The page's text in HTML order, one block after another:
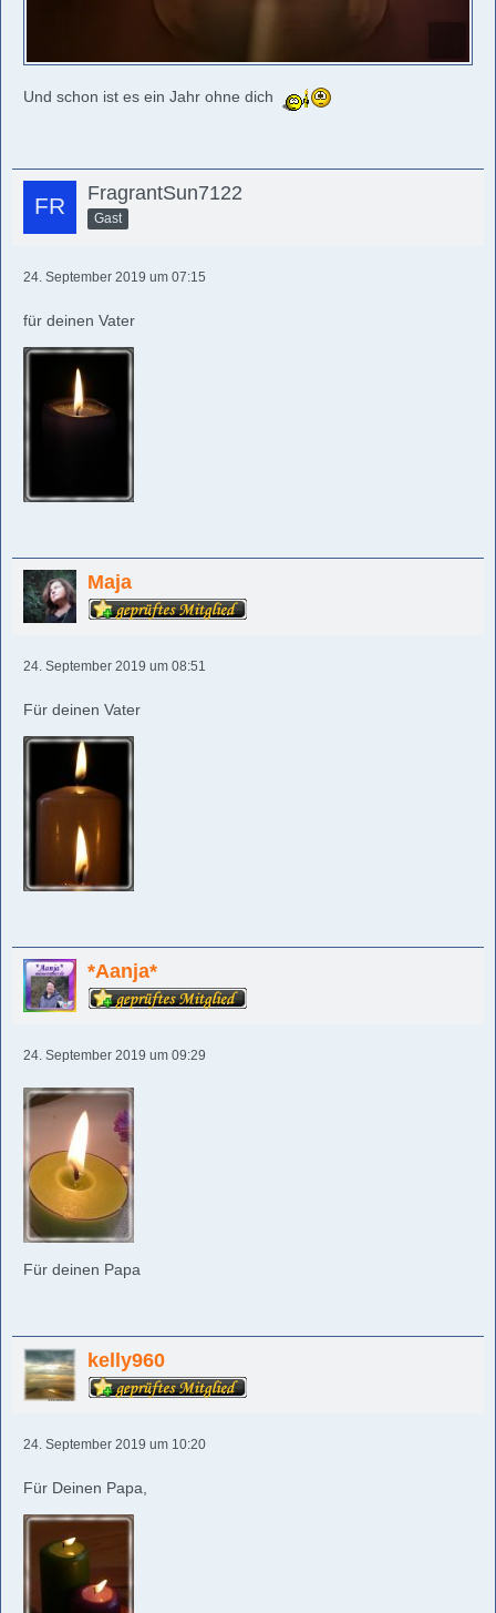
Und schon ist es ein Jahr ohne dich
FragrantSun7122
Gast
24. September 2019 um 07:15
für deinen Vater
Maja
24. September 2019 um 08:51
Für deinen Vater
*Aanja*
24. September 2019 um 09:29
Für deinen Papa
kelly960
24. September 2019 um 10:20
Für Deinen Papa,